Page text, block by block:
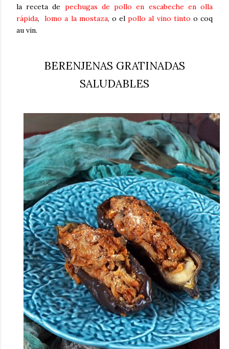
la receta de pechugas de pollo en escabeche en olla
rápida,lomo a la mostaza, o elpollo al vino tinto o coq
au vin.
BERENJENAS GRATINADAS
SALUDABLES